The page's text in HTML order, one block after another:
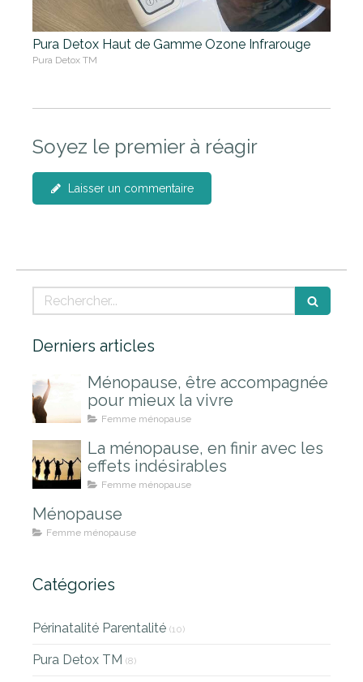
Pura Detox Haut de Gamme Ozone Infrarouge
Pura Detox TM
Soyez le premier à réagir
Laisser un commentaire
Rechercher
Derniers articles
Ménopause, être accompagnée
pour mieux la vivre
Femme ménopause
La ménopause, en finir avec les
effets indésirables
Femme ménopause
Ménopause
Femme ménopause
Catégories
Périnatalité Parentalité (10)
Pura Detox TM (8)